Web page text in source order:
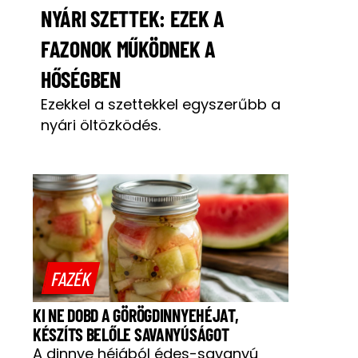
NYÁRI SZETTEK: EZEK A
FAZONOK MŰKÖDNEK A
HŐSÉGBEN
Ezekkel a szettekkel egyszerűbb a
nyári öltözködés.
FAZÉK
KI NE DOBD A GÖRÖGDINNYEHÉJAT,
KÉSZÍTS BELŐLE SAVANYÚSÁGOT
A dinnye héjából édes-savanyú